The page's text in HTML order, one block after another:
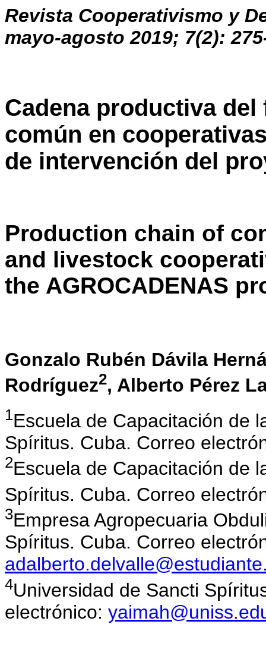
Revista Cooperativismo y
mayo-agosto 2019; 7(2):
Cadena productiva
común en
de intervención del
Production chain of
and livestock
the AGROCADENAS
Gonzalo Rubén Dávila
Rodríguez2, Alberto Pérez
1Escuela de Capacitación de
Spíritus. Cuba. Correo
2Escuela de Capacitación de
Spíritus. Cuba. Correo
3Empresa Agropecuaria
Spíritus. Cuba. Correo
4Universidad de Sancti
electrónico: